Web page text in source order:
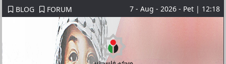
BLOG FORUM 7 - Aug - 2026 - Pet | 12:18